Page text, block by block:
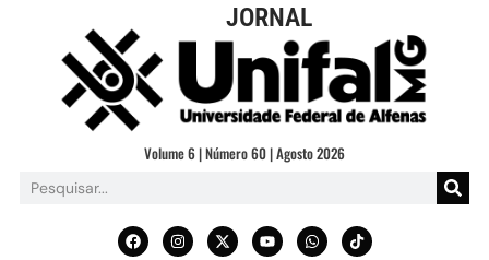
Acesso à informação
Legislação
Canais
JORNAL
Volume 6 | Número 60 | Agosto 2026